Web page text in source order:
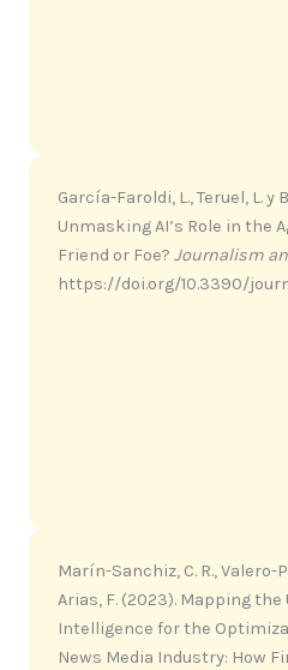
García-Faroldi, L., Teruel, L. y
Unmasking AI’s Role in the
Friend or Foe? Journalism
https://doi.org/10.3390/
Marín-Sanchiz, C. R., Valero-
Arias, F. (2023). Mapping
Intelligence for the
News Media Industry: How